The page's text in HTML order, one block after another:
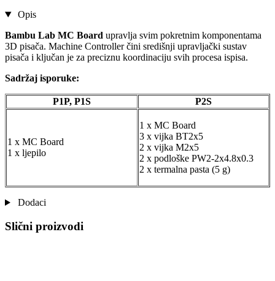
Opis
Bambu Lab MC Board upravlja svim pokretnim komponentama
3D pisača. Machine Controller čini središnji upravljački sustav
pisača i ključan je za preciznu koordinaciju svih procesa ispisa.
Sadržaj isporuke:
P1P, P1S P2S
1 x MC Board
1 x ljepilo
1 x MC Board
3 x vijka BT2x5
2 x vijka M2x5
2 x podloške PW2-2x4.8x0.3
2 x termalna pasta (5 g)
Dodaci
Slični proizvodi